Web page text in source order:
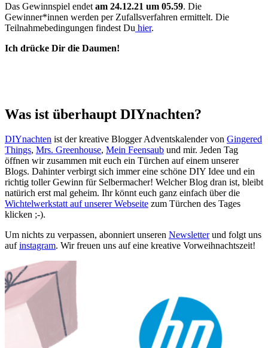
Das Gewinnspiel endet am 24.12.21 um 05.59. Die
Gewinner*innen werden per Zufallsverfahren ermittelt. Die
Teilnahmebedingungen findest Du hier.
Ich drücke Dir die Daumen!
Was ist überhaupt DIYnachten?
DIYnachten ist der kreative Blogger Adventskalender von Gingered
Things, Mrs. Greenhouse, Mein Feensaub und mir. Jeden Tag
öffnen wir zusammen mit euch ein Türchen auf einem unserer
Blogs. Dahinter verbirgt sich immer eine schöne DIY Idee und ein
richtig toller Gewinn für Selbermacher! Welcher Blog dran ist, bleibt
natürich erst mal geheim. Ihr könnt euch ganz einfach über die
Wichtelwerkstatt auf unserer Webseite zum Türchen des Tages
klicken ;-).
Um nichts zu verpassen, abonniert unseren Newsletterund folgt uns
aufinstagram. Wir freuen uns auf eine kreative Vorweihnachtszeit!